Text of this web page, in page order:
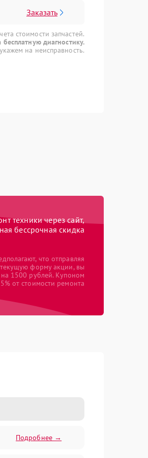
Заказать
стоимости запчастей.
бесплатную диагностику.
на неисправность.
техники через сайт,
бессрочная скидка
что отправляя
текущую форму акции, вы
на 1500 рублей. Купоном
от стоимости ремонта
Подробнее →